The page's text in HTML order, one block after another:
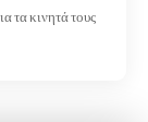
τα κινητά τους